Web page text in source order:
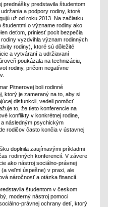
prednášky predstavila študentom
a podpory rodiny, ktoré
už od roku 2013. Na začiatku
študentmi o význame rodiny ako
deťom, priniesť pocit bezpečia
vyzdvihla význam rodinných
rodiny), ktoré sú dôležité
a vytváraní a udržiavaní
poukázala na technizáciu,
rodiny, pričom negatívne
Pitnerovej boli rodinné
ktorý je zameraný na to, aby si
disfunkcii, vedeli pomôcť
to, že tieto konferencie na
konflikty v konkrétnej rodine,
následným psychickým
rodičov často končia v ústavnej
doplnila zaujímavými príkladmi
rodinných konferencií. V závere
ako nástroj sociálno-právnej
veľmi úspešne) v praxi, ale
náročnosť a otázka financií.
študentom v českom
moderný nástroj pomoci
právnej ochrany detí, ktorý